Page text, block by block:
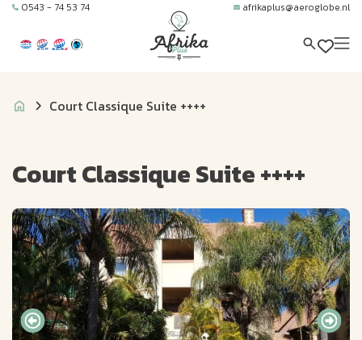
0543 - 74 53 74 afrikaplus@aeroglobe.nl
Court Classique Suite ++++
Court Classique Suite ++++